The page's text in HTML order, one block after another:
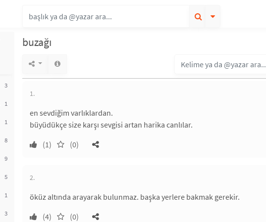
3
1
1
8
9
5
1
3
buzağı
1.
en sevdiğim varlıklardan.
büyüdükçe size karşı sevgisi artan harika canlılar.
(1)
(0)
2.
öküz altında arayarak bulunmaz. başka yerlere bakmak gerekir.
(4)
(0)